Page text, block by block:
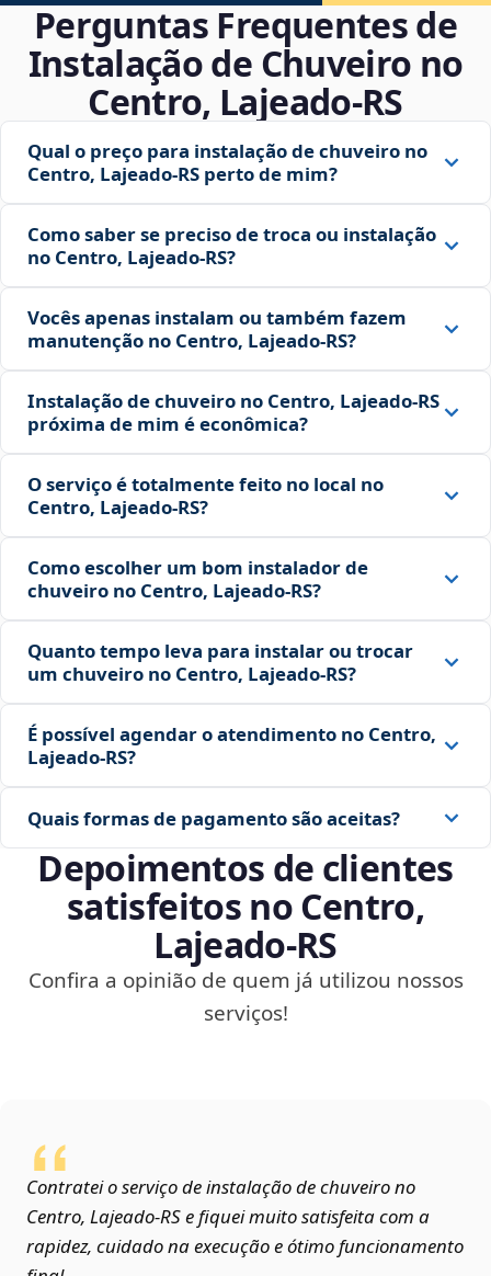
Perguntas Frequentes de
Instalação de Chuveiro no
Centro, Lajeado‑RS
Qual o preço para instalação de chuveiro no
Centro, Lajeado‑RS perto de mim?
Como saber se preciso de troca ou instalação
no Centro, Lajeado‑RS?
Vocês apenas instalam ou também fazem
manutenção no Centro, Lajeado‑RS?
Instalação de chuveiro no Centro, Lajeado‑RS
próxima de mim é econômica?
O serviço é totalmente feito no local no
Centro, Lajeado‑RS?
Como escolher um bom instalador de
chuveiro no Centro, Lajeado‑RS?
Quanto tempo leva para instalar ou trocar
um chuveiro no Centro, Lajeado‑RS?
É possível agendar o atendimento no Centro,
Lajeado‑RS?
Quais formas de pagamento são aceitas?
Depoimentos de clientes
satisfeitos no Centro,
Lajeado‑RS
Confira a opinião de quem já utilizou nossos
serviços!
Contratei o serviço de instalação de chuveiro no
Centro, Lajeado‑RS e fiquei muito satisfeita com a
rapidez, cuidado na execução e ótimo funcionamento